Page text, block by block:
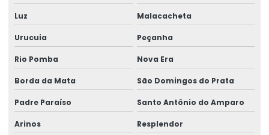
Luz Malacacheta
Urucuia Peçanha
Rio Pomba Nova Era
Borda da Mata São Domingos do Prata
Padre Paraíso Santo Antônio do Amparo
Arinos Resplendor